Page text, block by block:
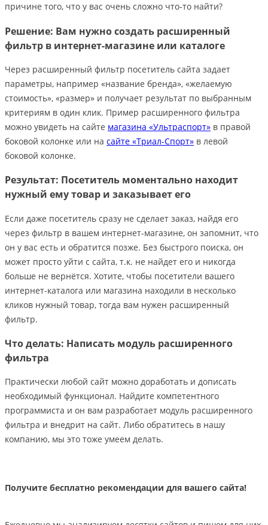
причине того, что у вас очень сложно что-то найти?
Решение: Вам нужно создать расширенный
фильтр в интернет-магазине или каталоге
Через расширенный фильтр посетитель сайта задает
параметры, например «название бренда», «желаемую
стоимость», «размер» и получает результат по выбранным
критериям в один клик. Пример расширенного фильтра
можно увидеть на сайте магазина «Ультраспорт» в правой
боковой колонке или на сайте «Триал-Спорт» в левой
боковой колонке.
Результат: Посетитель моментально находит
нужный ему товар и заказывает его
Если даже посетитель сразу не сделает заказ, найдя его
через фильтр в вашем интернет-магазине, он запомнит, что
он у вас есть и обратится позже. Без быстрого поиска, он
может просто уйти с сайта, т.к. не найдет его и никогда
больше не вернётся. Хотите, чтобы посетители вашего
интернет-каталога или магазина находили в несколько
кликов нужный товар, тогда вам нужен расширенный
фильтр.
Что делать: Написать модуль расширенного
фильтра
Практически любой сайт можно доработать и дописать
необходимый функционал. Найдите компетентного
программиста и он вам разработает модуль расширенного
фильтра и внедрит на сайт. Либо обратитесь в нашу
компанию, мы это тоже умеем делать.
Получите бесплатно рекомендации для вашего сайта!